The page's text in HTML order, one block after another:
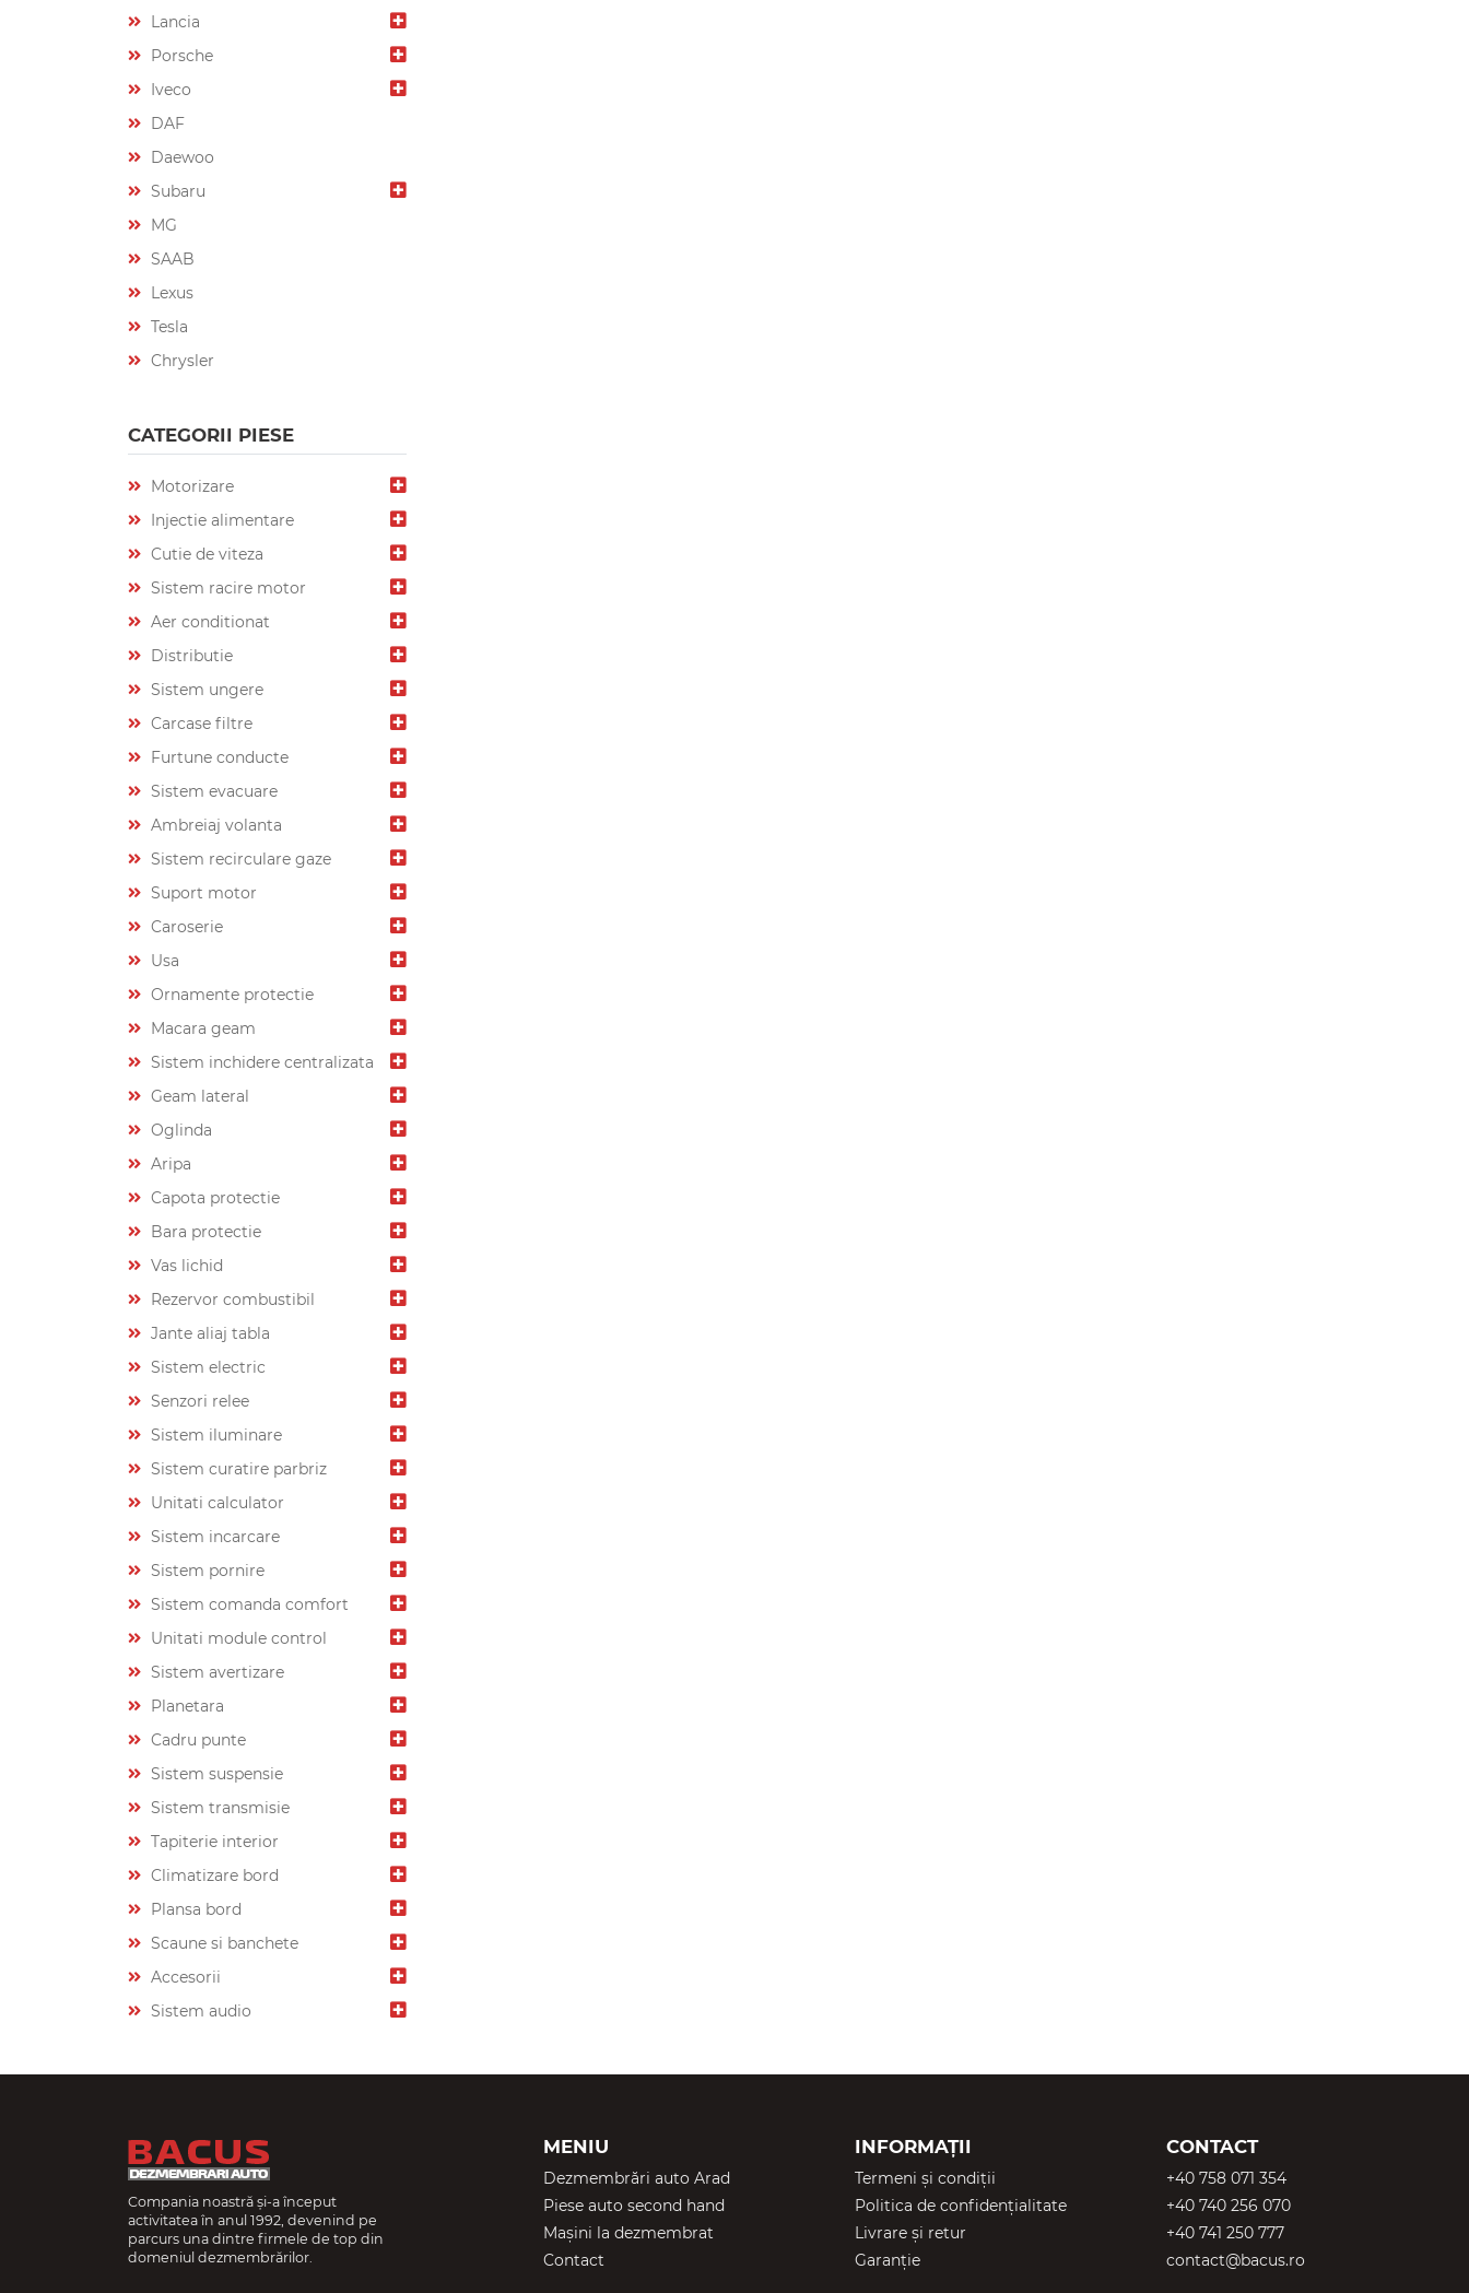
Lancia
Porsche
Iveco
DAF
Daewoo
Subaru
MG
SAAB
Lexus
Tesla
Chrysler
CATEGORII PIESE
Motorizare
Injectie alimentare
Cutie de viteza
Sistem racire motor
Aer conditionat
Distributie
Sistem ungere
Carcase filtre
Furtune conducte
Sistem evacuare
Ambreiaj volanta
Sistem recirculare gaze
Suport motor
Caroserie
Usa
Ornamente protectie
Macara geam
Sistem inchidere centralizata
Geam lateral
Oglinda
Aripa
Capota protectie
Bara protectie
Vas lichid
Rezervor combustibil
Jante aliaj tabla
Sistem electric
Senzori relee
Sistem iluminare
Sistem curatire parbriz
Unitati calculator
Sistem incarcare
Sistem pornire
Sistem comanda comfort
Unitati module control
Sistem avertizare
Planetara
Cadru punte
Sistem suspensie
Sistem transmisie
Tapiterie interior
Climatizare bord
Plansa bord
Scaune si banchete
Accesorii
Sistem audio
Compania noastră și-a început
activitatea în anul 1992, devenind pe
parcurs una dintre firmele de top din
domeniul dezmembrărilor.
MENIU
Dezmembrări auto Arad
Piese auto second hand
Mașini la dezmembrat
Contact
INFORMAȚII
Termeni și condiții
Politica de confidențialitate
Livrare și retur
Garanție
CONTACT
+40 758 071 354
+40 740 256 070
+40 741 250 777
contact@bacus.ro